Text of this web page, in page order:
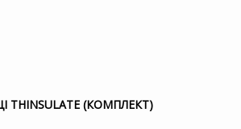
THINSULATE (КОМПЛЕКТ)